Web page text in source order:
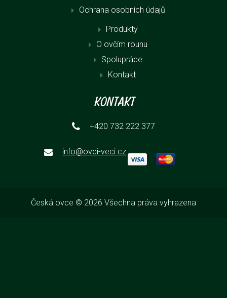
Ochrana osobních údajů
Produkty
O ovčím rounu
Spolupráce
Kontakt
Kontakt
+420 732 222 377
info@ovci-veci.cz
Česká ovce © 2026 Všechna práva vyhrazena